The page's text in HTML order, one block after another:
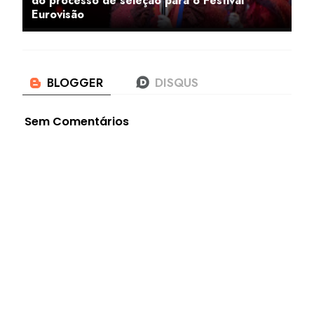
Eurovisão
Sem Comentários